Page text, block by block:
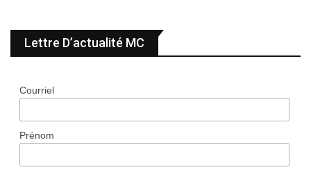
Lettre D’actualité MC
Courriel
Prénom